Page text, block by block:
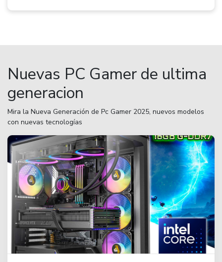
Nuevas PC Gamer de ultima
generacion
Mira la Nueva Generación de Pc Gamer 2025, nuevos modelos
con nuevas tecnologías